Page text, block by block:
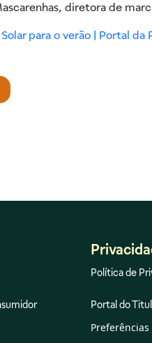
diretora de
para o verão | Portal da
Política de
Portal do
Preferências